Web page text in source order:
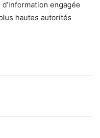
engagée
hautes autorités